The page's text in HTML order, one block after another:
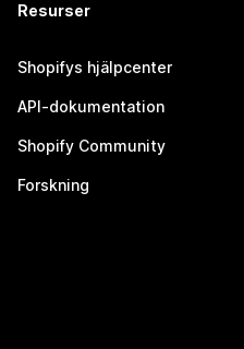
Resurser
Shopifys hjälpcenter
API-dokumentation
Shopify Community
Forskning